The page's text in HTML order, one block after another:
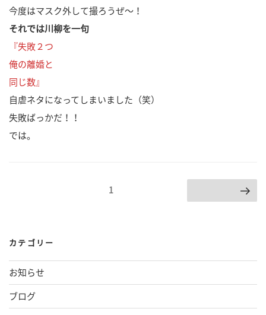
今度はマスク外して撮ろうぜ～！
それでは川柳を一句
『失敗２つ
俺の離婚と
同じ数』
自虐ネタになってしまいました（笑）
失敗ばっかだ！！
では。
ペ
ー
ジ
送
1 次のページ
カテゴリー
お知らせ
ブログ